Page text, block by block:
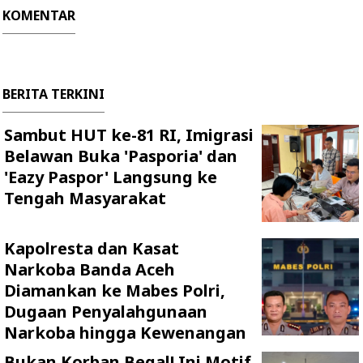
KOMENTAR
BERITA TERKINI
Sambut HUT ke-81 RI, Imigrasi
Belawan Buka 'Pasporia' dan
'Eazy Paspor' Langsung ke
Tengah Masyarakat
Kapolresta dan Kasat
Narkoba Banda Aceh
Diamankan ke Mabes Polri,
Dugaan Penyalahgunaan
Narkoba hingga Kewenangan